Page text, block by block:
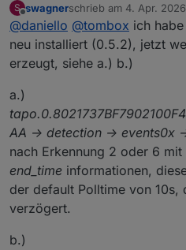
@daniellodann mal
debug angeworfen ..
hoch .. und in eine mail
Geht das so?
S
Offline
swagnerschrieb am 4. Apr.
zuletzt editiert von
@daniello @tombox ich
neu installiert (0.5.2), jetzt
erzeugt, siehe a.) b.)
a.)
AA -> detection -> events0x
nach Erkennung 2 oder 6 mit
end_time informationen,
der default Polltime von 10s,
verzögert.
b.)